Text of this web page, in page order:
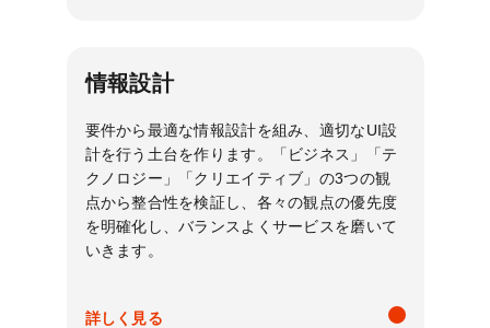
情報設計
要件から最適な情報設計を組み、適切なUI設
計を行う土台を作ります。「ビジネス」「テ
クノロジー」「クリエイティブ」の3つの観
点から整合性を検証し、各々の観点の優先度
を明確化し、バランスよくサービスを磨いて
いきます。
詳しく見る